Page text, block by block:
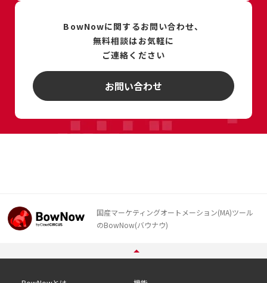
BowNowに関するお問い合わせ、
無料相談はお気軽に
ご連絡ください
お問い合わせ
国産マーケティングオートメーション(MA)ツール
のBowNow(バウナウ)